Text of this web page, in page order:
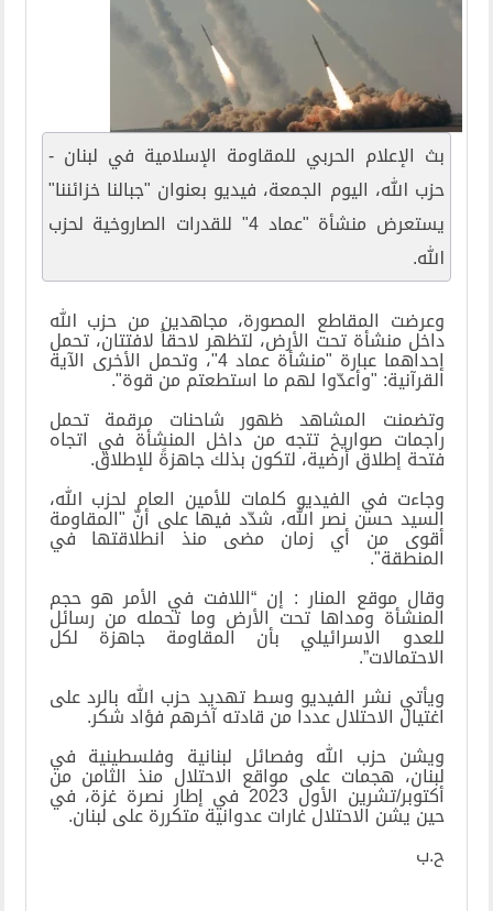
بث الإعلام الحربي للمقاومة الإسلامية في لبنان -
حزب الله، اليوم الجمعة، فيديو بعنوان "جبالنا خزائننا"
يستعرض منشأة "عماد 4" للقدرات الصاروخية لحزب
الله.
وعرضت المقاطع المصورة، مجاهدين من حزب الله
داخل منشأة تحت الأرض، لتظهر لاحقاً لافتتان، تحمل
إحداهما عبارة "منشأة عماد 4"، وتحمل الأخرى الآية
القرآنية: "وأعدّوا لهم ما استطعتم من قوة".
وتضمنت المشاهد ظهور شاحنات مرقمة تحمل
راجمات صواريخ تتجه من داخل المنشأة في اتجاه
فتحة إطلاق أرضية، لتكون بذلك جاهزةً للإطلاق.
وجاءت في الفيديو كلمات للأمين العام لحزب الله،
السيد حسن نصر الله، شدّد فيها على أنّ "المقاومة
أقوى من أي زمان مضى منذ انطلاقتها في
المنطقة".
وقال موقع المنار : إن “اللافت في الأمر هو حجم
المنشأة ومداها تحت الأرض وما تحمله من رسائل
للعدو الاسرائيلي بأن المقاومة جاهزة لكل
الاحتمالات”.
ويأتي نشر الفيديو وسط تهديد حزب الله بالرد على
اغتيال الاحتلال عددا من قادته آخرهم فؤاد شكر.
ويشن حزب الله وفصائل لبنانية وفلسطينية في
لبنان، هجمات على مواقع الاحتلال منذ الثامن من
أكتوبر/تشرين الأول 2023 في إطار نصرة غزة، في
حين يشن الاحتلال غارات عدوانية متكررة على لبنان.
ح.ب